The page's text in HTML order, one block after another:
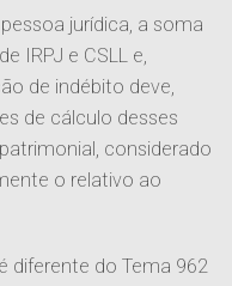
jurídica, a soma
IRPJ e CSLL e,
de indébito deve,
de cálculo desses
considerado
o relativo ao
diferente do Tema 962